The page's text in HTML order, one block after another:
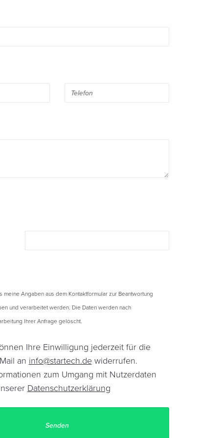
meine Angaben aus dem Kontaktformular zur Beantwortung
und verarbeitet werden. Die Daten werden nach
Ihrer Anfrage gelöscht.
Ihre Einwilligung jederzeit für die
an info@startech.dewiderrufen.
zum Umgang mit Nutzerdaten
Datenschutzerklärung